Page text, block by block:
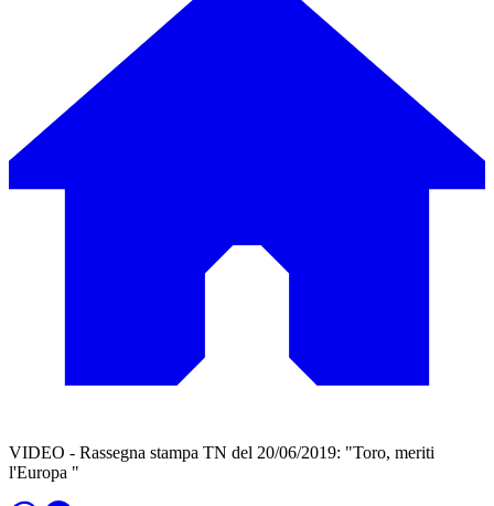
VIDEO - Rassegna stampa TN del 20/06/2019: "Toro, meriti
l'Europa "